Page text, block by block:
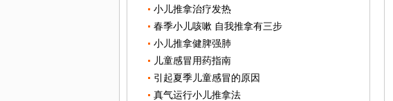
小儿推拿治疗发热
春季小儿咳嗽 自我推拿有三步
小儿推拿健脾强肺
儿童感冒用药指南
引起夏季儿童感冒的原因
真气运行小儿推拿法